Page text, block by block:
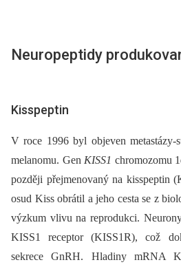
Neuropeptidy
Kisspeptin
V roce 1996 byl objeven metastázy-
melanomu. Gen KISS1 chromozomu
později přejmenovaný na kisspeptin
osud Kiss obrátil a jeho cesta se z
výzkum vlivu na reprodukci.
KISS1 receptor (KISS1R), což
sekrece GnRH. Hladiny mRNA